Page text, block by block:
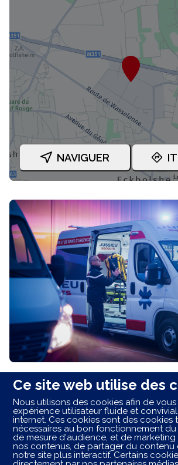
Ce site web utilise des
Nous utilisons des cookies afin de
expérience utilisateur fluide et
internet. Ces cookies sont des cookies
nécessaires au bon fonctionnement
de mesure d'audience, et de marketing
nos contenus, de partager du contenu
notre site plus interactif. Certains
NAVIGUER
Proximité, qualité et bienveillance :
vous accompagne pour vos
en ambulance, VSL ou taxi
ambulanciers formés et
Les centres ambulancierJUSSIEU
vous